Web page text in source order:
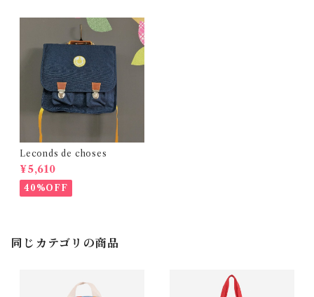
Leconds de choses
¥5,610
40%OFF
同じカテゴリの商品